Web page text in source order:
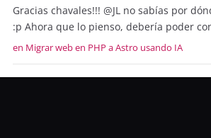
Gracias chavales!!! @JL no sabías por
:p Ahora que lo pienso, debería poder
en Migrar web en PHP a Astro usando IA
José L Carrera